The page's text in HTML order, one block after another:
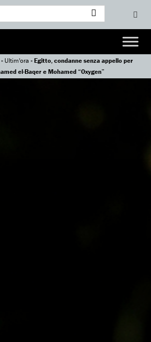
» Ultim'ora »Egitto, condanne senza appello per
el-Baqer e Mohamed “Oxygen”